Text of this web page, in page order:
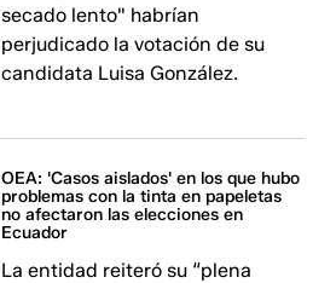
secado lento" habrían
perjudicado la votación de su
candidata Luisa González.
OEA: 'Casos aislados' en los que hubo
problemas con la tinta en papeletas
no afectaron las elecciones en
Ecuador
La entidad reiteró su “plena